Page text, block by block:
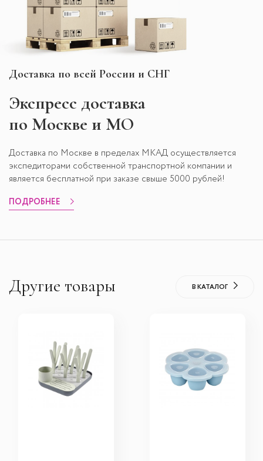
Доставка по всей России и СНГ
Экспресс доставка
по Москве и МО
Доставка по Москве в пределах МКАД осуществляется
экспедиторами собственной транспортной компании и
является бесплатной при заказе свыше 5000 рублей!
ПОДРОБНЕЕ
Другие товары В КАТАЛОГ